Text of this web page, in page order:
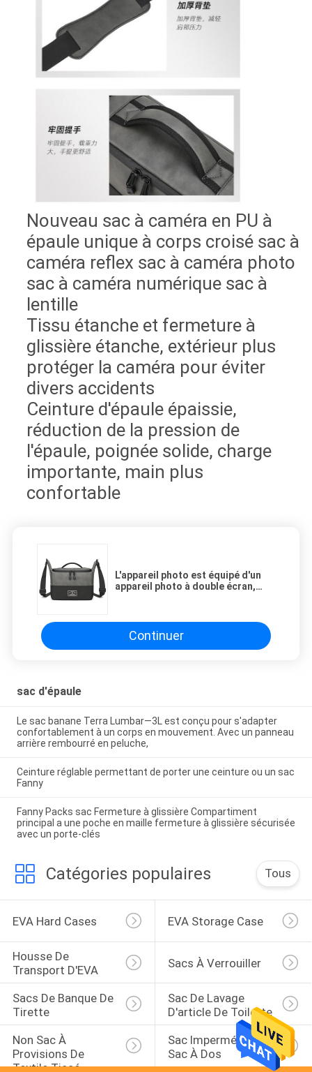
Nouveau sac à caméra en PU à
épaule unique à corps croisé sac à
caméra reflex sac à caméra photo
sac à caméra numérique sac à
lentille
Tissu étanche et fermeture à
glissière étanche, extérieur plus
protéger la caméra pour éviter
divers accidents
Ceinture d'épaule épaissie,
réduction de la pression de
l'épaule, poignée solide, charge
importante, main plus
confortable
L'appareil photo est équipé d'un
appareil photo à double écran,
double écran, d'un appareil photo
numérique, d'un appareil photo à
lentilles, d'un appareil photo à
lentilles.
Continuer
sac d'épaule
Le sac banane Terra Lumbar—3L est conçu pour s'adapter
confortablement à un corps en mouvement. Avec un panneau
arrière rembourré en peluche,
Ceinture réglable permettant de porter une ceinture ou un sac
Fanny
Fanny Packs sac Fermeture à glissière Compartiment
principal a une poche en maille fermeture à glissière sécurisée
avec un porte-clés
Catégories populaires Tous
EVA Hard Cases EVA Storage Case
Housse De
Transport D'EVA
Sacs À Verrouiller
Sacs De Banque De
Tirette
Sac De Lavage
D'article De Toilette
Non Sac À
Provisions De
Textile Tissé
Sac Imperméable De
Sac À Dos